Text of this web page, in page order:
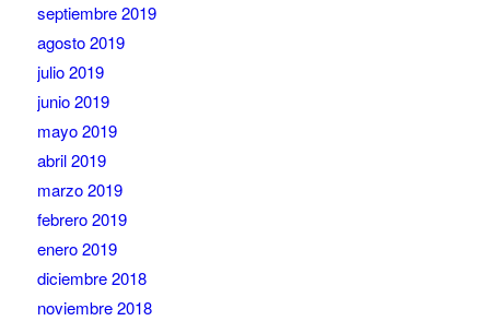
septiembre 2019
agosto 2019
julio 2019
junio 2019
mayo 2019
abril 2019
marzo 2019
febrero 2019
enero 2019
diciembre 2018
noviembre 2018